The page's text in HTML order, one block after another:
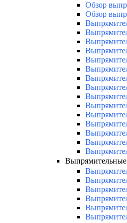
Обзор
Обзор